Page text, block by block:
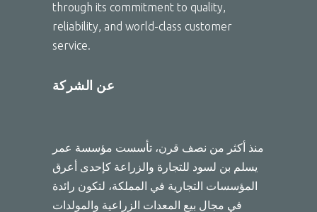
through its commitment to quality,
reliability, and world-class customer
service.
عن الشركة
منذ أكثر من نصف قرن، تأسست مؤسسة عمر
يسلم بن لسود للتجارة والزراعة كإحدى أعرق
المؤسسات التجارية في المملكة، لتكون رائدة
في مجال بيع المعدات الزراعية والمولدات